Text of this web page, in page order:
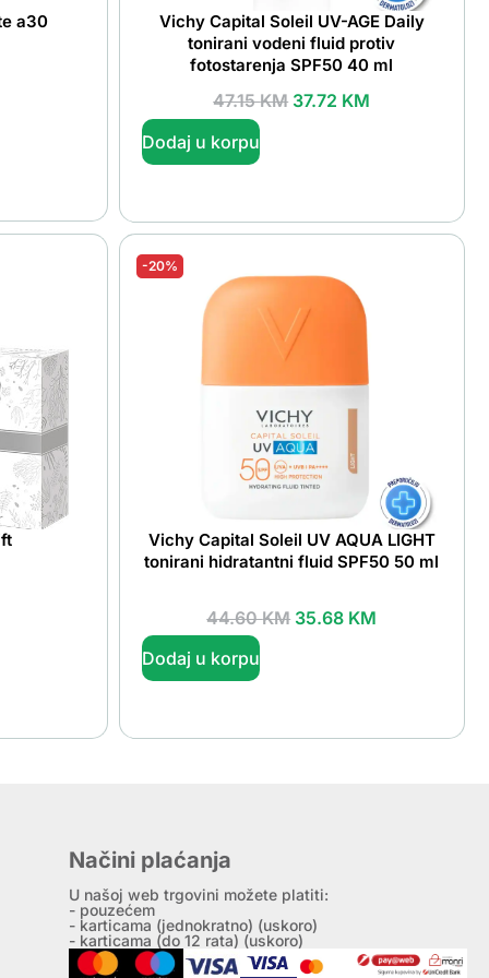
a30
Vichy Capital Soleil UV-AGE Daily
tonirani vodeni fluid protiv
fotostarenja SPF50 40 ml
47.15KM 37.72 KM
Dodaj u korpu
-20%
Vichy Capital Soleil UV AQUA LIGHT
tonirani hidratantni fluid SPF50 50 ml
44.60KM 35.68 KM
Dodaj u korpu
Načini plaćanja
U našoj web trgovini možete platiti:
- pouzećem
- karticama (jednokratno) (uskoro)
- karticama (do 12 rata) (uskoro)